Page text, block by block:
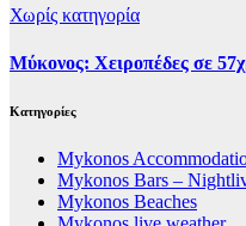
Χωρίς κατηγορία
Μύκονος: Χειροπέδες σε
Kατηγορίες
Mykonos
Mykonos Bars –
Mykonos Beaches